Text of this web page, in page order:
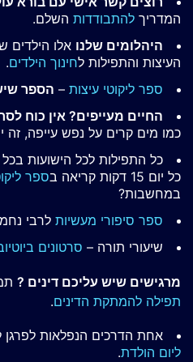
המדריך להתבודדות השלם.
היהלומים שלנו אלו הילדים
העיצות והתפילות לחינוך הילדים.
ספר ליקוטי עיצות – הספר
החיים מעייפים? אין כוח
כמו מים קרים על נפש עייפה, זה
כל התפילות לכל הישועות
כל יום 15 דקות קריאה ב
ספר
במחשבות?
ספר סיפורי מעשיות לרבי
שיעורי תורה – סרטונים
מרגישים שיש עליכם דינים ?
תפילה להמתקת הדינים.
אחת הדרכים הנפלאות
ליום הולדת.